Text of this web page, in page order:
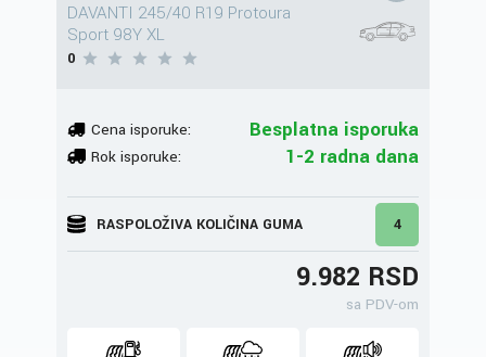
DAVANTI 245/40 R19 Protoura
Sport 98Y XL
0
Cena isporuke: Besplatna isporuka
Rok isporuke: 1-2 radna dana
RASPOLOŽIVA KOLIČINA GUMA 4
9.982 RSD
sa PDV-om